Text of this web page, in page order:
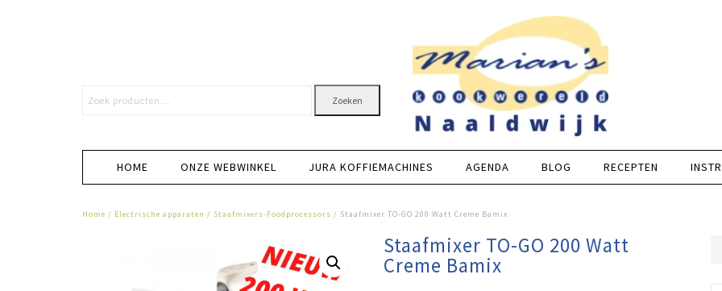
Zoeken
HOME ONZE WEBWINKEL JURA KOFFIEMACHINES AGENDA BLOG RECEPTEN
Home / Electrische apparaten / Staafmixers-Foodprocessors / Staafmixer TO-GO 200 Watt Creme Bamix
Staafmixer TO-GO 200 Watt
Creme Bamix